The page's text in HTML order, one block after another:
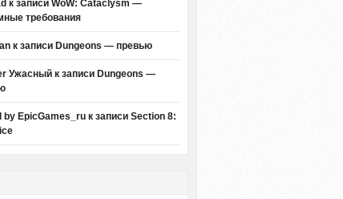
к записи WoW: Cataclysm —
требования
к записи Dungeons — превью
Ужасный к записи Dungeons —
by EpicGames_ru к записи Section 8: